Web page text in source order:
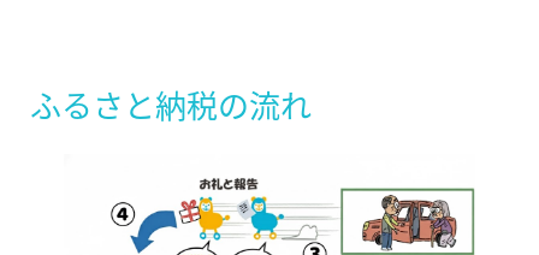
ふるさと納税の流れ